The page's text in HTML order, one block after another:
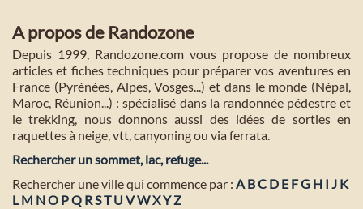
A propos de Randozone
Depuis 1999, Randozone.com vous propose de nombreux
articles et fiches techniques pour préparer vos aventures en
France (Pyrénées, Alpes, Vosges...) et dans le monde (Népal,
Maroc, Réunion...) : spécialisé dans la randonnée pédestre et
le trekking, nous donnons aussi des idées de sorties en
raquettes à neige, vtt, canyoning ou via ferrata.
Rechercher un sommet, lac, refuge...
Rechercher une ville qui commence par : A BC D E FG H I J K
L M NO PQ RST U VWXYZ